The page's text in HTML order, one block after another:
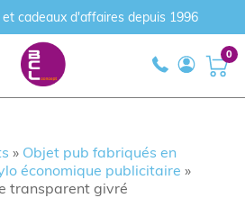
cadeaux d'affaires depuis 1996
0
» Objet pub fabriqués en
économique publicitaire »
transparent givré